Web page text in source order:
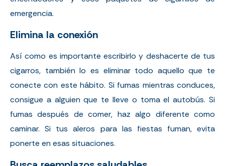
emergencia.
Elimina la conexión
Así como es importante escribirlo y deshacerte de tus
cigarros, también lo es eliminar todo aquello que te
conecte con este hábito. Si fumas mientras conduces,
consigue a alguien que te lleve o toma el autobús. Si
fumas después de comer, haz algo diferente como
caminar. Si tus aleros para las fiestas fuman, evita
ponerte en esas situaciones.